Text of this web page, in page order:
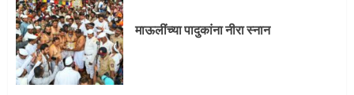
माऊलींच्या पादुकांना नीरा स्नान
3